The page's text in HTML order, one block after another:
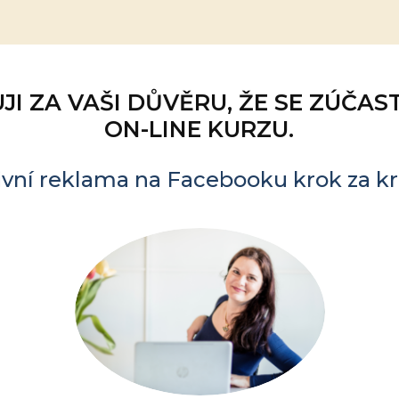
ZA VAŠI DŮVĚRU, ŽE SE
ON-LINE KURZU.
reklama na Facebooku krok za